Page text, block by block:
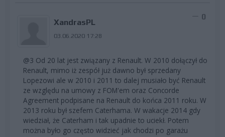
XandrasPL
03.06.2020 17:28
0
@3 Od 20 lat jest związany z Renault. W 2010 dołączył do
Renault, mimo iż zespół już dawno był sprzedany
Lopezowi ale w 2010 i 2011 to dalej musiało być Renault
ze względu na umowy z FOM'em oraz Concorde
Agreement podpisane na Renault do końca 2011 roku. W
2013 roku był szefem Caterhama. W wakacje 2014 gdy
wiedział, że Caterham i tak upadnie to uciekł. Potem
można było go często widzieć jak chodzi po garażu